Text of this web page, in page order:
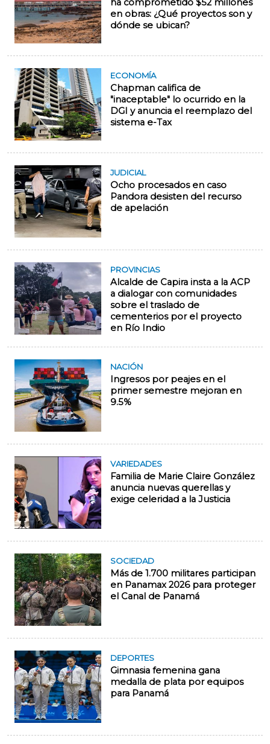
ha comprometido $52 millones
en obras: ¿Qué proyectos son y
dónde se ubican?
ECONOMÍA
Chapman califica de
"inaceptable" lo ocurrido en la
DGI y anuncia el reemplazo del
sistema e-Tax
JUDICIAL
Ocho procesados en caso
Pandora desisten del recurso
de apelación
PROVINCIAS
Alcalde de Capira insta a la ACP
a dialogar con comunidades
sobre el traslado de
cementerios por el proyecto
en Río Indio
NACIÓN
Ingresos por peajes en el
primer semestre mejoran en
9.5%
VARIEDADES
Familia de Marie Claire González
anuncia nuevas querellas y
exige celeridad a la Justicia
SOCIEDAD
Más de 1.700 militares participan
en Panamax 2026 para proteger
el Canal de Panamá
DEPORTES
Gimnasia femenina gana
medalla de plata por equipos
para Panamá